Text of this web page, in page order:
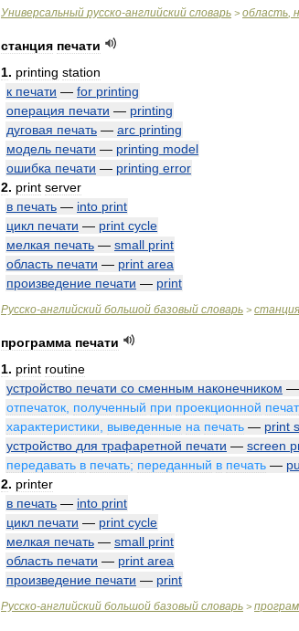
Универсальный русско-английский словарь > область,
станция печати
1. printing station
к печати — for printing
операция печати — printing
дуговая печать — arc printing
модель печати — printing model
ошибка печати — printing error
2. print server
в печать — into print
цикл печати — print cycle
мелкая печать — small print
область печати — print area
произведение печати — print
Русско-английский большой базовый словарь > станция
программа печати
1. print routine
устройство печати со сменным наконечником —
отпечаток полученный при проекционной
характеристики
выведенные на печать — print
устройство для трафаретной печати — screen
передавать в печать; переданный в печать —
2. printer
в печать — into print
цикл печати — print cycle
мелкая печать — small print
область печати — print area
произведение печати — print
Русско-английский большой базовый словарь >